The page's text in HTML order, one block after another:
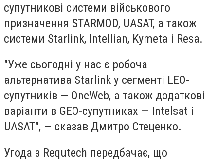
супутникові системи військового
призначення STARMOD, UASAT, а також
системи Starlink, Intellian, Kymeta і Resa.
"Уже сьогодні у нас є робоча
альтернатива Starlink у сегменті LEO-
супутників — OneWeb, а також додаткові
варіанти в GEO-супутниках — Intelsat і
UASAT", — сказав Дмитро Стеценко.
Угода з Requtech передбачає, що